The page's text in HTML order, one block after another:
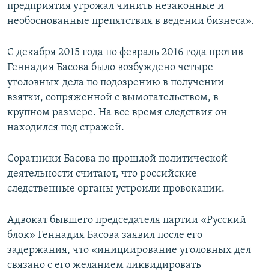
предприятия угрожал чинить незаконные и
необоснованные препятствия в ведении бизнеса».
С декабря 2015 года по февраль 2016 года против
Геннадия Басова было возбуждено четыре
уголовных дела по подозрению в получении
взятки, сопряженной с вымогательством, в
крупном размере. На все время следствия он
находился под стражей.
Соратники Басова по прошлой политической
деятельности считают, что российские
следственные органы устроили провокации.
Адвокат бывшего председателя партии «Русский
блок» Геннадия Басова заявил после его
задержания, что «инициирование уголовных дел
связано с его желанием ликвидировать